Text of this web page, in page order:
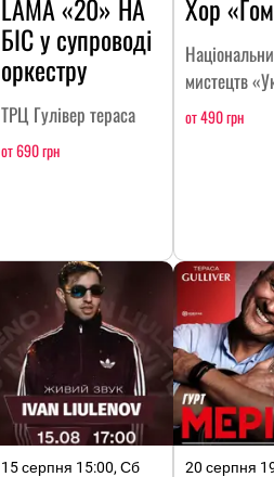
LAMA «20» НА
БІС у супроводі
оркестру
ТРЦ Гулівер тераса
от 690 грн
Хор
мистецтв
от 490 грн
15 серпня 15:00, Сб 20 серпня